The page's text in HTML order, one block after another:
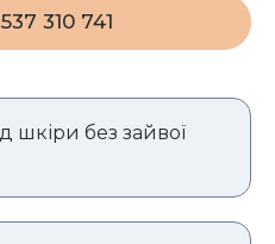
310 741
шкіри без зайвої